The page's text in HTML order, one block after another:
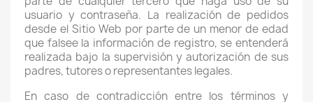
usuario y contraseña. La realización de pedidos
desde el Sitio Web por parte de un menor de edad
que falsee la información de registro, se entenderá
realizada bajo la supervisión y autorización de sus
padres, tutores o representantes legales.
En caso de contradicción entre los términos y